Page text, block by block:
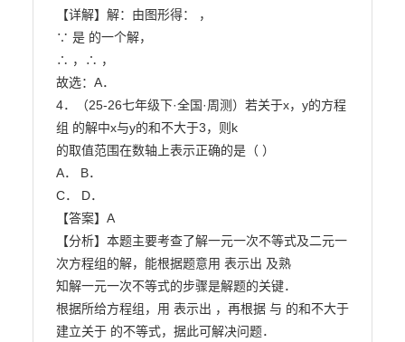
【详解】解：由图形得： ，
∵ 是 的一个解，
∴ ，∴ ，
故选：A．
4．（25-26七年级下·全国·周测）若关于x，y的方程
组 的解中x与y的和不大于3，则k
的取值范围在数轴上表示正确的是（ ）
A． B．
C． D．
【答案】A
【分析】本题主要考查了解一元一次不等式及二元一
次方程组的解，能根据题意用 表示出 及熟
知解一元一次不等式的步骤是解题的关键．
根据所给方程组，用 表示出 ，再根据 与 的和不大于
建立关于 的不等式，据此可解决问题．